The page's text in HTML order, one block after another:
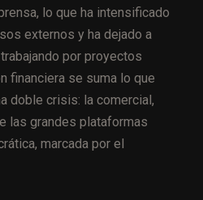
lo que ha intensificado
externos y ha dejado a
por proyectos
financiera se suma lo que
doble crisis: la comercial,
las grandes plataformas
marcada por el